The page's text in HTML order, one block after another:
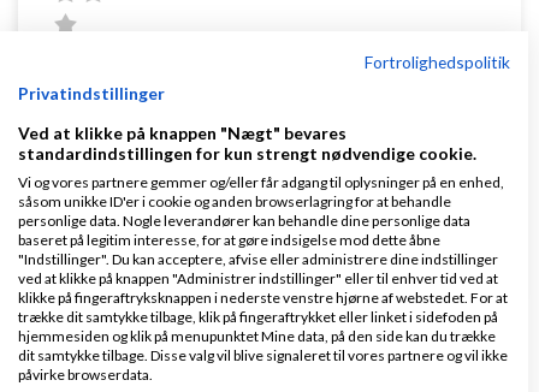
Der er mange billeder på siden - hvorfor ikke også
på sidenPersonerne bag? Så vil kunderne næsten
synes, at de kender jer og nemmere få lyst til at
handle med jer!
Svar
Fortrolighedspolitik
Privatindstillinger
Ved at klikke på knappen "Nægt" bevares
standardindstillingen for kun strengt nødvendige cookie.
Vi og vores partnere gemmer og/eller får adgang til oplysninger på en enhed,
såsom unikke ID'er i cookie og anden browserlagring for at behandle
personlige data. Nogle leverandører kan behandle dine personlige data
baseret på legitim interesse, for at gøre indsigelse mod dette åbne
"Indstillinger". Du kan acceptere, afvise eller administrere dine indstillinger
ved at klikke på knappen "Administrer indstillinger" eller til enhver tid ved at
klikke på fingeraftryksknappen i nederste venstre hjørne af webstedet. For at
trække dit samtykke tilbage, klik på fingeraftrykket eller linket i sidefoden på
hjemmesiden og klik på menupunktet Mine data, på den side kan du trække
dit samtykke tilbage. Disse valg vil blive signaleret til vores partnere og vil ikke
påvirke browserdata.